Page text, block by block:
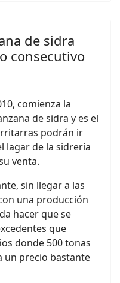
de sidra
consecutivo
comienza la
de sidra y es el
podrán ir
lagar de la sidrería
venta.
sin llegar a las
una producción
hacer que se
que
donde 500 tonas
un precio bastante